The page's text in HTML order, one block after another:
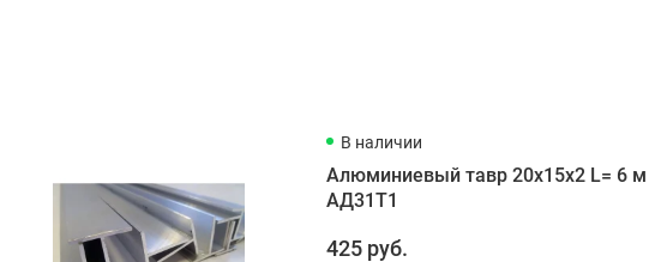
В наличии
Алюминиевый тавр 20х15х2 L= 6 м
АД31Т1
425 руб.